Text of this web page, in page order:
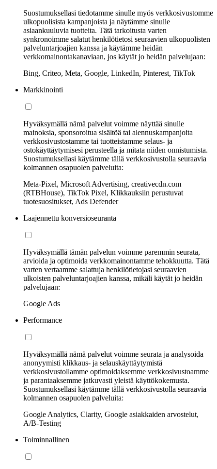
Suostumuksellasi tiedotamme sinulle myös verkkosivustomme
ulkopuolisista kampanjoista ja näytämme sinulle
asiaankuuluvia tuotteita. Tätä tarkoitusta varten
synkronoimme salatut henkilötietosi seuraavien ulkopuolisten
palveluntarjoajien kanssa ja käytämme heidän
verkkomainontakanaviaan, jos käytät jo heidän palvelujaan:
Bing, Criteo, Meta, Google, LinkedIn, Pinterest, TikTok
Markkinointi
Hyväksymällä nämä palvelut voimme näyttää sinulle
mainoksia, sponsoroitua sisältöä tai alennuskampanjoita
verkkosivustostamme tai tuotteistamme selaus- ja
ostokäyttäytymisesi perusteella ja mitata niiden onnistumista.
Suostumuksellasi käytämme tällä verkkosivustolla seuraavia
kolmannen osapuolen palveluita:
Meta-Pixel, Microsoft Advertising, creativecdn.com
(RTBHouse), TikTok Pixel, Klikkauksiin perustuvat
tuotesuositukset, Ads Defender
Laajennettu konversioseuranta
Hyväksymällä tämän palvelun voimme paremmin seurata,
arvioida ja optimoida verkkomainontamme tehokkuutta. Tätä
varten vertaamme salattuja henkilötietojasi seuraavien
ulkoisten palveluntarjoajien kanssa, mikäli käytät jo heidän
palvelujaan:
Google Ads
Performance
Hyväksymällä nämä palvelut voimme seurata ja analysoida
anonyymisti klikkaus- ja selauskäyttäytymistä
verkkosivustollamme optimoidaksemme verkkosivustoamme
ja parantaaksemme jatkuvasti yleistä käyttökokemusta.
Suostumuksellasi käytämme tällä verkkosivustolla seuraavia
kolmannen osapuolen palveluita:
Google Analytics, Clarity, Google asiakkaiden arvostelut,
A/B-Testing
Toiminnallinen